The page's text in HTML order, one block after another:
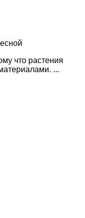
что растения
...